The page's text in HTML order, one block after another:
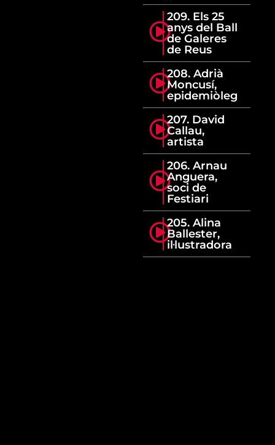
209. Els 25
anys del Ball
de Galeres
de Reus
208. Adrià
Moncusí,
epidemiòleg
207. David
Callau,
artista
206. Arnau
Anguera,
soci de
Festiari
205. Alina
Ballester,
il·lustradora